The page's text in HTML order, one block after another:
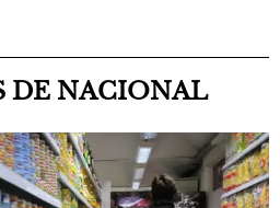
DE NACIONAL